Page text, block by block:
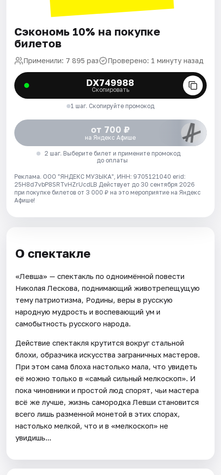
Сэкономь 10% на покупке
билетов
Применили: 7 895 раз Проверено: 1 минуту назад
DX749988
Скопировать
1 шаг. Скопируйте промокод
от 700 ₽
на Яндекс Афише
2 шаг. Выберите билет и примените промокод
до оплаты
Реклама. ООО "ЯНДЕКС МУЗЫКА", ИНН: 9705121040 erid:
25H8d7vbP8SRTvHZrUcdLB Действует до 30 сентября 2026
при покупке билетов от 3 000 ₽ на это мероприятие на Яндекс
Афише!
О спектакле
«Левша» — спектакль по одноимённой повести
Николая Лескова, поднимающий животрепещущую
тему патриотизма, Родины, веры в русскую
народную мудрость и воспевающий ум и
самобытность русского народа.
Действие спектакля крутится вокруг стальной
блохи, образчика искусства заграничных мастеров.
При этом сама блоха настолько мала, что увидеть
её можно только в «самый сильный мелкоскоп». И
пока чиновники и простой люд спорят, чьи мастера
всё же лучше, жизнь самородка Левши становится
всего лишь разменной монетой в этих спорах,
настолько мелкой, что и в «мелкоскоп» не
увидишь...